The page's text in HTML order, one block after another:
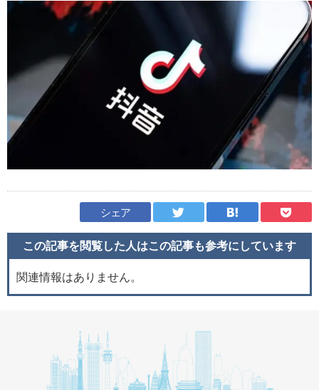
シェア
この記事を閲覧した人はこの記事も参考にしています
関連情報はありません。